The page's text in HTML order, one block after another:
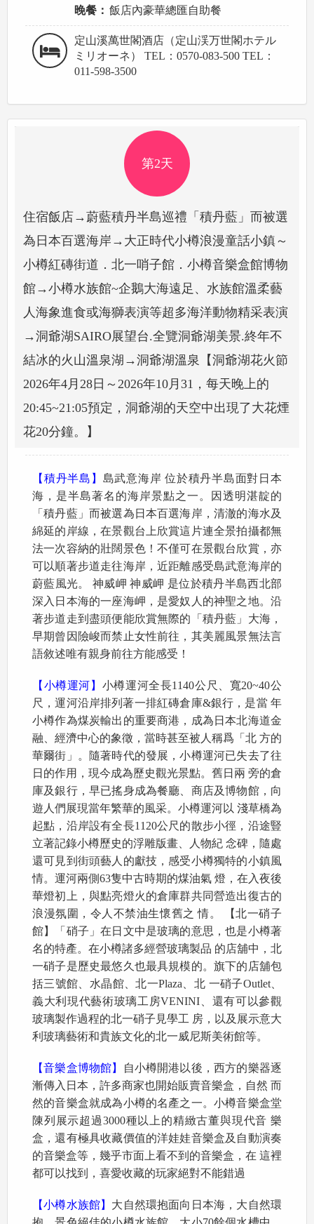
晚餐： 飯店內豪華總匯自助餐
定山溪萬世閣酒店（定山渓万世閣ホテル
ミリオーネ） TEL：0570-083-500 TEL：
011-598-3500
第2天
住宿飯店→蔚藍積丹半島巡禮「積丹藍」而被選
為日本百選海岸→大正時代小樽浪漫童話小鎮～
小樽紅磚街道．北一哨子館．小樽音樂盒館博物
館→小樽水族館~企鵝大海遠足、水族館溫柔藝
人海象進食或海獅表演等超多海洋動物精采表演
→洞爺湖SAIRO展望台.全覽洞爺湖美景.終年不
結冰的火山溫泉湖→洞爺湖溫泉【洞爺湖花火節
2026年4月28日～2026年10月31，每天晚上的
20:45~21:05預定，洞爺湖的天空中出現了大花煙
花20分鐘。】
【積丹半島】 島武意海岸 位於積丹半島面對日本
海，是半島著名的海岸景點之一。因透明湛靛的
「積丹藍」而被選為日本百選海岸，清澈的海水及
綿延的岸線，在景觀台上欣賞這片連全景拍攝都無
法一次容納的壯闊景色！不僅可在景觀台欣賞，亦
可以順著步道走往海岸，近距離感受島武意海岸的
蔚藍風光。 神威岬 神威岬 是位於積丹半島西北部
深入日本海的一座海岬，是愛奴人的神聖之地。沿
著步道走到盡頭便能欣賞無際的「積丹藍」大海，
早期曾因險峻而禁止女性前往，其美麗風景無法言
語敘述唯有親身前往方能感受！
【小樽運河】 小樽運河全長1140公尺、寬20~40公
尺，運河沿岸排列著一排紅磚倉庫&銀行，是當 年
小樽作為煤炭輸出的重要商港，成為日本北海道金
融、經濟中心的象徵，當時甚至被人稱爲「北 方的
華爾街」。隨著時代的發展，小樽運河已失去了往
日的作用，現今成為歷史觀光景點。舊日兩 旁的倉
庫及銀行，早已搖身成為餐廳、商店及博物館，向
遊人們展現當年繁華的風采。小樽運河以 淺草橋為
起點，沿岸設有全長1120公尺的散步小徑，沿途豎
立著記錄小樽歷史的浮雕版畫、人物紀 念碑，隨處
還可見到街頭藝人的獻技，感受小樽獨特的小鎮風
情。運河兩側63隻中古時期的煤油氣 燈，在入夜後
華燈初上，與點亮燈火的倉庫群共同營造出復古的
浪漫氛圍，令人不禁油生懷舊之 情。 【北一硝子
館】「硝子」在日文中是玻璃的意思，也是小樽著
名的特產。在小樽諸多經營玻璃製品 的店舖中，北
一硝子是歷史最悠久也最具規模的。旗下的店舖包
括三號館、水晶館、北一Plaza、北 一硝子Outlet、
義大利現代藝術玻璃工房VENINI、還有可以參觀
玻璃製作過程的北一硝子見學工 房，以及展示意大
利玻璃藝術和貴族文化的北一威尼斯美術館等。
【音樂盒博物館】
自小樽開港以後，西方的樂器逐
漸傳入日本，許多商家也開始販賣音樂盒，自然 而
然的音樂盒就成為小樽的名產之一。小樽音樂盒堂
陳列展示超過3000種以上的精緻古董與現代音 樂
盒，還有極具收藏價值的洋娃娃音樂盒及自動演奏
的音樂盒等，幾乎市面上看不到的音樂盒，在 這裡
都可以找到，喜愛收藏的玩家絕對不能錯過
【小樽水族館】 大自然環抱面向日本海，大自然環